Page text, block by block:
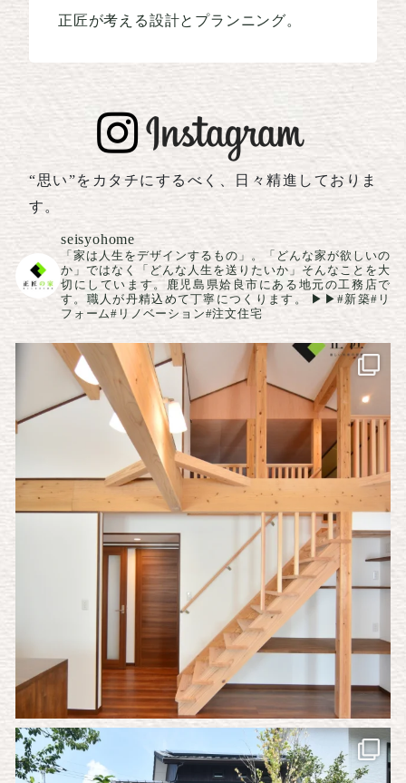
正匠が考える設計とプランニング。
“思い”をカタチにするべく、日々精進しておりま
す。
seisyohome
「家は人生をデザインするもの」。「どんな家が欲しいの
か」ではなく「どんな人生を送りたいか」そんなことを大
切にしています。鹿児島県姶良市にある地元の工務店で
す。職人が丹精込めて丁寧につくります。
▶▶#新築#リ
フォーム#リノベーション#注文住宅